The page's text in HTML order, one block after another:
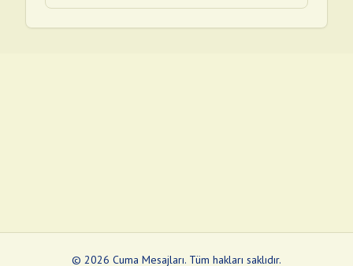
© 2026 Cuma Mesajları. Tüm hakları saklıdır.